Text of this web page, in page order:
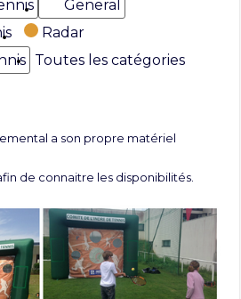
General
Radar
Toutes les catégories
a son propre matériel
de connaitre les disponibilités.